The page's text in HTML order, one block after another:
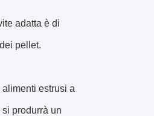
adatta è di
pellet.
estrusi a
produrrà un